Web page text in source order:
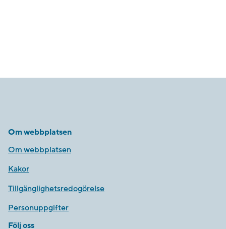
Om webbplatsen
Om webbplatsen
Kakor
Tillgänglighetsredogörelse
Personuppgifter
Följ oss